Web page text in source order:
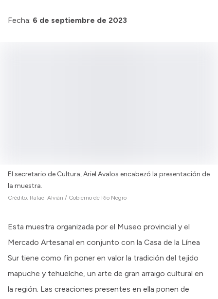
Fecha: 6 de septiembre de 2023
El secretario de Cultura, Ariel Avalos encabezó la presentación de
la muestra.
Crédito: Rafael Alvián / Gobierno de Río Negro
Esta muestra organizada por el Museo provincial y el
Mercado Artesanal en conjunto con la Casa de la Línea
Sur tiene como fin poner en valor la tradición del tejido
mapuche y tehuelche, un arte de gran arraigo cultural en
la región. Las creaciones presentes en ella ponen de